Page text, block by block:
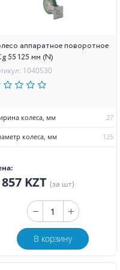
аппаратное поворотное
55 125 мм (N)
1040530
колеса, мм 27
колеса, мм 125
KZT (за шт)
В корзину